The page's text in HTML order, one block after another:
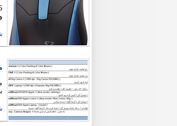
و